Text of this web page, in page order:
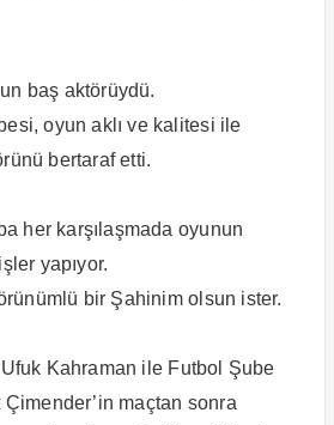
baş aktörüydü.
oyun aklı ve kalitesi ile
bertaraf etti.
her karşılaşmada oyunun
yapıyor.
bir Şahinim olsun ister.
Kahraman ile Futbol Şube
maçtan sonra